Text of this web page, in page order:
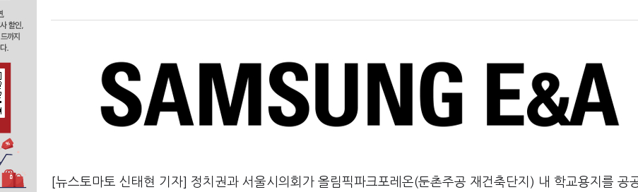
[뉴스토마토 신태현 기자] 정치권과 서울시의회가 올림픽파크포레온(둔촌주공 재건축단지) 내 학교용지를 공